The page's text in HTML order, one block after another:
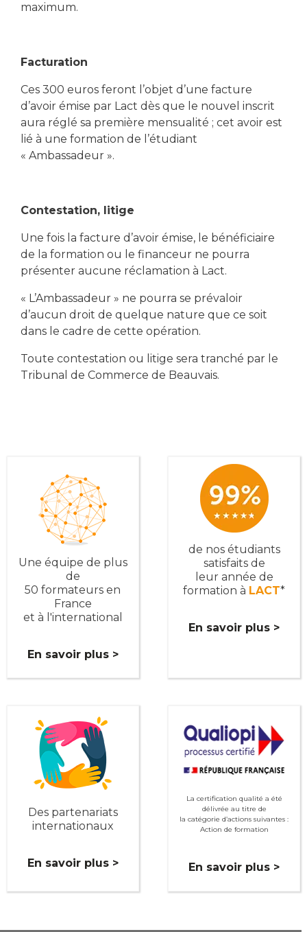
maximum.
Facturation
Ces 300 euros feront l’objet d’une facture
d’avoir émise par Lact dès que le nouvel inscrit
aura réglé sa première mensualité ; cet avoir est
lié à une formation de l’étudiant
« Ambassadeur ».
Contestation, litige
Une fois la facture d’avoir émise, le bénéficiaire
de la formation ou le financeur ne pourra
présenter aucune réclamation à Lact.
« L’Ambassadeur » ne pourra se prévaloir
d’aucun droit de quelque nature que ce soit
dans le cadre de cette opération.
Toute contestation ou litige sera tranché par le
Tribunal de Commerce de Beauvais.
Une équipe de plus
de
50 formateurs en
France
et à l'international
En savoir plus >
de nos étudiants
satisfaits de
leur année de
formation à LACT*
En savoir plus >
Des partenariats
internationaux
En savoir plus >
La certification qualité a été
délivrée au titre de
la catégorie d’actions suivantes :
Action de formation
En savoir plus >